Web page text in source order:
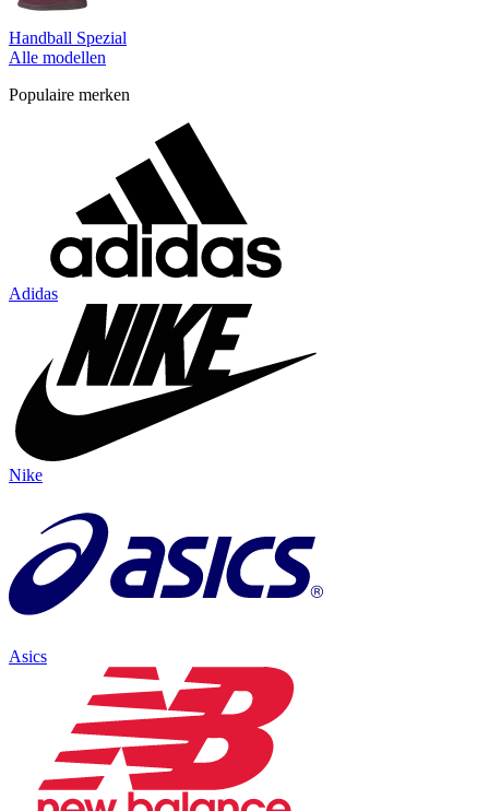
Handball Spezial
Alle modellen
Populaire merken
Adidas
Nike
Asics